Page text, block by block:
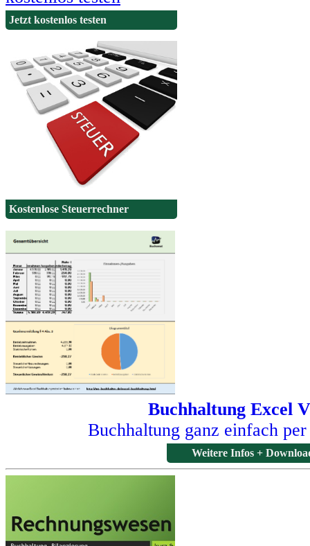
Jetzt kostenlos testen
Kostenlose Steuerrechner
Buchhaltung Excel
Buchhaltung ganz einfach
Weitere Infos +